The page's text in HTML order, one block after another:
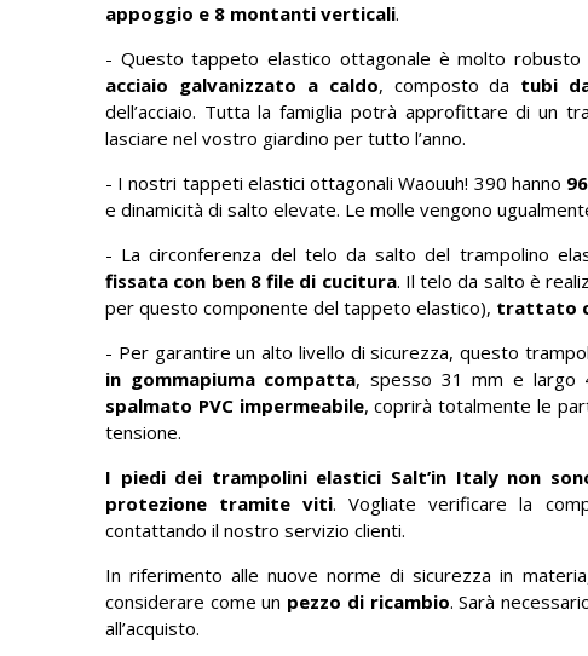
appoggio e 8 montanti verticali.
- Questo tappeto elastico ottagonale è molto
acciaio galvanizzato a caldo, composto da tubi
dell’acciaio. Tutta la famiglia potrà approfittare di un
lasciare nel vostro giardino per tutto l’anno.
- I nostri tappeti elastici ottagonali Waouuh! 390 hanno
e dinamicità di salto elevate. Le molle vengono
- La circonferenza del telo da salto del trampolino
fissata con ben 8 file di cucitura. Il telo da salto è
per questo componente del tappeto elastico), trattato
- Per garantire un alto livello di sicurezza, questo
in gommapiuma compatta, spesso 31 mm e largo
spalmato PVC impermeabile, coprirà totalmente le
tensione.
I piedi dei trampolini elastici Salt’in Italy non
protezione tramite viti. Vogliate verificare la
contattando il nostro servizio clienti.
In riferimento alle nuove norme di sicurezza in
considerare come un pezzo di ricambio. Sarà
all’acquisto.